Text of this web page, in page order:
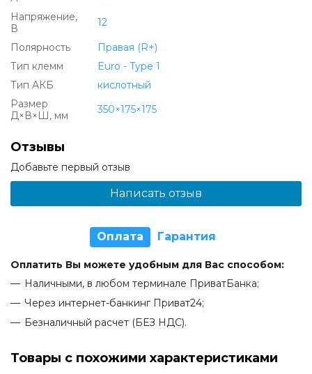
Напряжение,
В
12
Полярность
Правая (R+)
Тип клемм
Euro - Type 1
Тип АКБ
кислотный
Размер
Д×В×Ш, мм
350×175×175
Отзывы
Добавьте первый отзыв
Написать отзыв
Оплата Гарантия
Оплатить Вы можете удобным для Вас способом:
Наличными, в любом терминале ПриватБанка;
Через интернет-банкинг Приват24;
Безналичный расчет (БЕЗ НДС).
Товары с похожими характеристиками